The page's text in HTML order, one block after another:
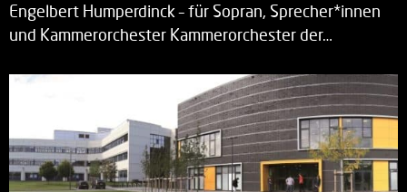
Engelbert Humperdinck – für Sopran, Sprecher*innen
und Kammerorchester Kammerorchester der…